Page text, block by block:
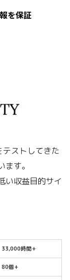
を保証
ストしてきた
す。
い収益目的サイ
33,000時間+
80個+